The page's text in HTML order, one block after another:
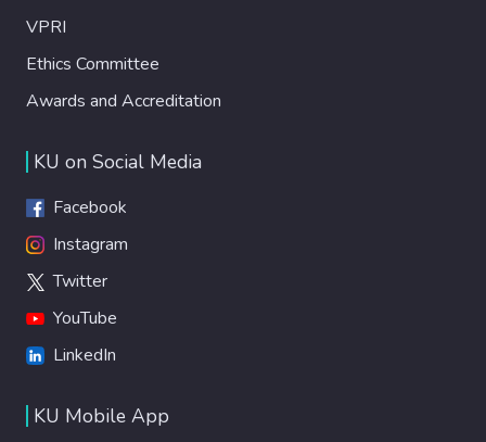
VPRI
Ethics Committee
Awards and Accreditation
KU on Social Media
Facebook
Instagram
Twitter
YouTube
LinkedIn
KU Mobile App